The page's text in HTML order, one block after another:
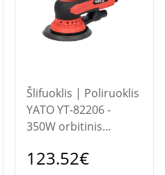
Šlifuoklis | Poliruoklis
YATO YT-82206 -
350W orbitinis
123.52€